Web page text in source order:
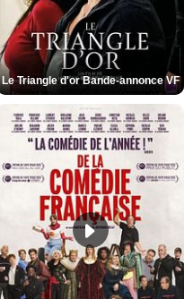
Le Triangle d'or Bande-annonce VF